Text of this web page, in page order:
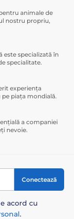
animale de
nostru propriu,
este specializată în
specialitate.
experiența
piața mondială.
a companiei
nevoie.
Conectează
acord cu
.